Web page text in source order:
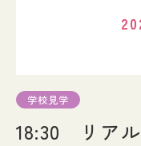
キャンパスライフ
学校見学
18:30 リア